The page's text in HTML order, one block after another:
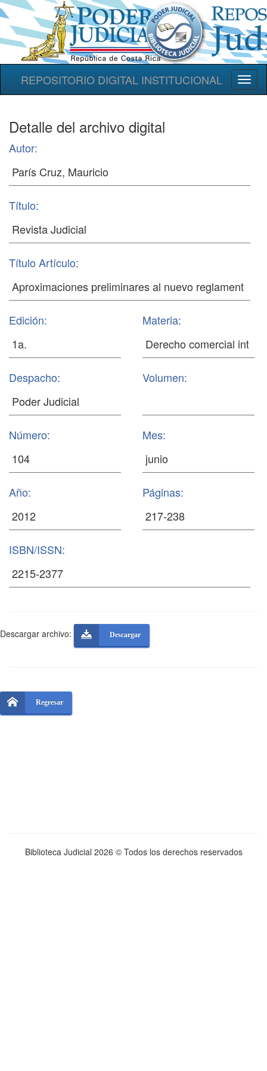
REPOSITORIO DIGITAL INSTITUCIONAL
Detalle del archivo digital
Autor:
Título:
Título Artículo:
Edición: Materia:
Despacho: Volumen:
Número: Mes:
Año: Páginas:
ISBN/ISSN:
Descargar archivo: Descargar
Regresar
Biblioteca Judicial 2026 © Todos los derechos reservados